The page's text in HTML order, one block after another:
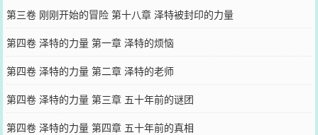
第三卷 刚刚开始的冒险 第十八章 泽特被封印的力量
第四卷 泽特的力量 第一章 泽特的烦恼
第四卷 泽特的力量 第二章 泽特的老师
第四卷 泽特的力量 第三章 五十年前的谜团
第四卷 泽特的力量 第四章 五十年前的真相